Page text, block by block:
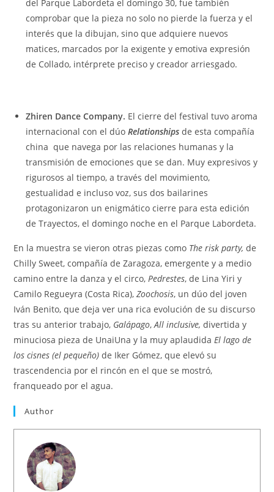
del Parque Labordeta el domingo 30, fue también
comprobar que la pieza no solo no pierde la fuerza y el
interés que la dibujan, sino que adquiere nuevos
matices, marcados por la exigente y emotiva expresión
de Collado, intérprete preciso y creador arriesgado.
Zhiren Dance Company. El cierre del festival tuvo aroma
internacional con el dúoRelationships de esta compañía
china que navega por las relaciones humanas y la
transmisión de emociones que se dan. Muy expresivos y
rigurosos al tiempo, a través del movimiento,
gestualidad e incluso voz, sus dos bailarines
protagonizaron un enigmático cierre para esta edición
de Trayectos, el domingo noche en el Parque Labordeta.
En la muestra se vieron otras piezas como The risk party, de
Chilly Sweet, compañía de Zaragoza, emergente y a medio
camino entre la danza y el circo, Pedrestes, de Lina Yiri y
Camilo Regueyra (Costa Rica),Zoochosis, un dúo del joven
Iván Benito, que deja ver una rica evolución de su discurso
tras su anterior trabajo, Galápago,All inclusive, divertida y
minuciosa pieza de UnaiUna y la muy aplaudida El lago de
los cisnes (el pequeño) de Iker Gómez, que elevó su
trascendencia por el rincón en el que se mostró,
franqueado por el agua.
Author